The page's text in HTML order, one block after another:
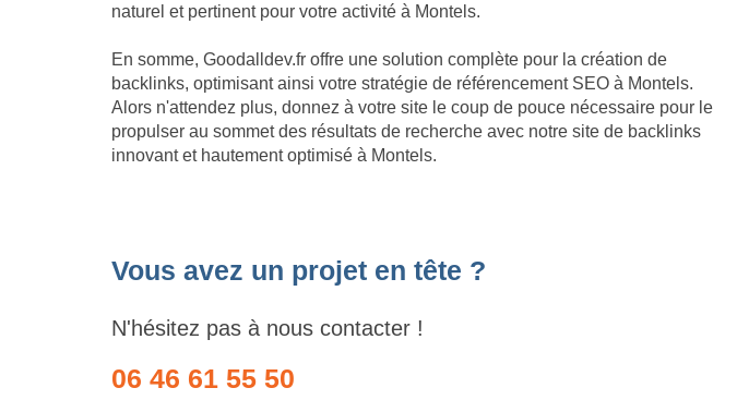
naturel et pertinent pour votre activité à Montels.
En somme, Goodalldev.fr offre une solution complète pour la création de
backlinks, optimisant ainsi votre stratégie de référencement SEO à Montels.
Alors n'attendez plus, donnez à votre site le coup de pouce nécessaire pour le
propulser au sommet des résultats de recherche avec notre site de backlinks
innovant et hautement optimisé à Montels.
Vous avez un projet en tête ?
N'hésitez pas à nous contacter !
06 46 61 55 50